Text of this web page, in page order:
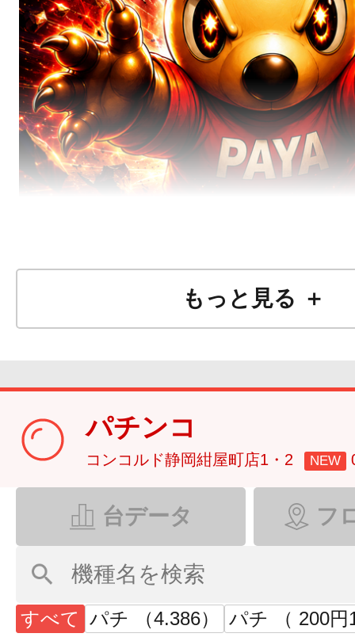
もっと見る ＋
パチンコ
コンコルド静岡紺屋町店1・2 NEW
台データ フ
すべて パチ （4.386） パチ （ 200円